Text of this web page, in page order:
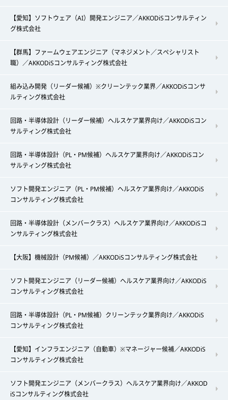
【愛知】ソフトウェア（AI）開発エンジニア／AKKODiSコンサルティン
グ株式会社
【群馬】ファームウェアエンジニア（マネジメント／スペシャリスト
職）／AKKODiSコンサルティング株式会社
組み込み開発（リーダー候補）※クリーンテック業界／AKKODiSコンサ
ルティング株式会社
回路・半導体設計（リーダー候補）ヘルスケア業界向け／AKKODiSコン
サルティング株式会社
回路・半導体設計（PL・PM候補）ヘルスケア業界向け／AKKODiSコン
サルティング株式会社
ソフト開発エンジニア（PL・PM候補）ヘルスケア業界向け／AKKODiS
コンサルティング株式会社
回路・半導体設計（メンバークラス）ヘルスケア業界向け／AKKODiSコ
ンサルティング株式会社
【大阪】機械設計（PM候補）／AKKODiSコンサルティング株式会社
ソフト開発エンジニア（リーダー候補）ヘルスケア業界向け／AKKODiS
コンサルティング株式会社
回路・半導体設計（PL・PM候補）クリーンテック業界向け／AKKODiS
コンサルティング株式会社
【愛知】インフラエンジニア（自動車）※マネージャー候補／AKKODiS
コンサルティング株式会社
ソフト開発エンジニア（メンバークラス）ヘルスケア業界向け／AKKOD
iSコンサルティング株式会社